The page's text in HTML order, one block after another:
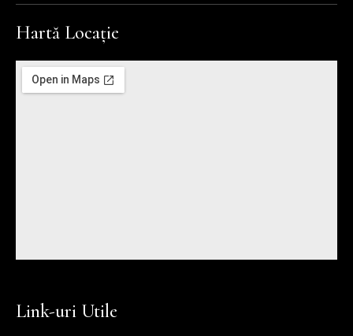
Link-uri Utile
Hartă Locație